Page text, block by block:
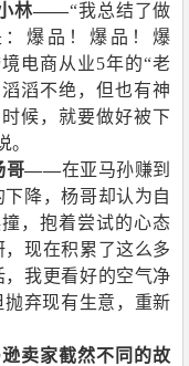
林——“我总结了做
爆品！爆品！爆
电商从业5年的“老
滔不绝，但也有神
候，就要做好被下
。
哥——在亚马孙赚到
降，杨哥却认为自
，抱着尝试的心态
现在积累了这么多
我更看好的空气净
弃现有生意，重新
卖家截然不同的故